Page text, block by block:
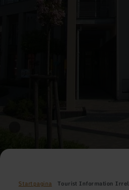
Startpagina Tourist Information Irrel